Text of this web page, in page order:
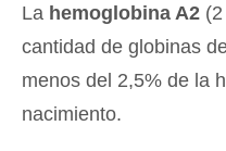
La hemoglobina A2
cantidad de globinas
menos del 2,5% de la
nacimiento.